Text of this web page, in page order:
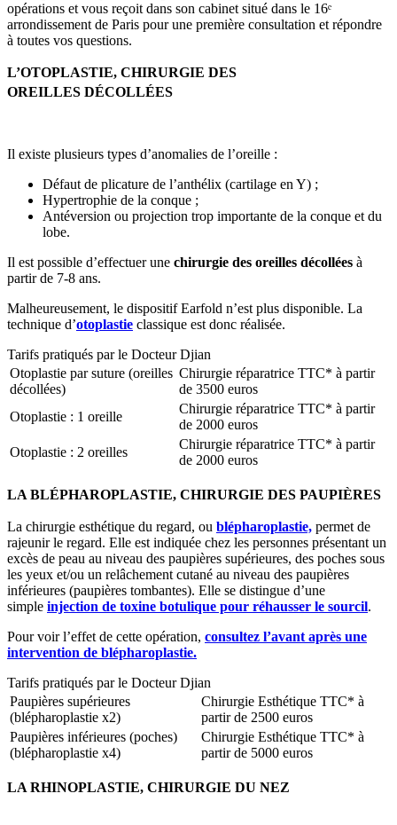
opérations et vous reçoit dans son cabinet situé dans le 16ᵉ
arrondissement de Paris pour une première consultation et répondre
à toutes vos questions.
L’OTOPLASTIE, CHIRURGIE DES
OREILLES DÉCOLLÉES
Il existe plusieurs types d’anomalies de l’oreille :
Défaut de plicature de l’anthélix (cartilage en Y) ;
Hypertrophie de la conque ;
Antéversion ou projection trop importante de la conque et du
lobe.
Il est possible d’effectuer une chirurgie des oreilles décollées à
partir de 7-8 ans.
Malheureusement, le dispositif Earfold n’est plus disponible. La
technique d’otoplastie classique est donc réalisée.
Tarifs pratiqués par le Docteur Djian
Otoplastie par suture (oreilles
décollées)
Chirurgie réparatrice TTC* à partir
de 3500 euros
Otoplastie : 1 oreille
Chirurgie réparatrice TTC* à partir
de 2000 euros
Otoplastie : 2 oreilles
Chirurgie réparatrice TTC* à partir
de 2000 euros
LA BLÉPHAROPLASTIE, CHIRURGIE DES PAUPIÈRES
La chirurgie esthétique du regard, ou blépharoplastie, permet de
rajeunir le regard. Elle est indiquée chez les personnes présentant un
excès de peau au niveau des paupières supérieures, des poches sous
les yeux et/ou un relâchement cutané au niveau des paupières
inférieures (paupières tombantes). Elle se distingue d’une
simple injection de toxine botulique pour réhausser le sourcil.
Pour voir l’effet de cette opération, consultez l’avant après une
intervention de blépharoplastie.
Tarifs pratiqués par le Docteur Djian
Paupières supérieures
(blépharoplastie x2)
Chirurgie Esthétique TTC* à
partir de 2500 euros
Paupières inférieures (poches)
(blépharoplastie x4)
Chirurgie Esthétique TTC* à
partir de 5000 euros
LA RHINOPLASTIE, CHIRURGIE DU NEZ